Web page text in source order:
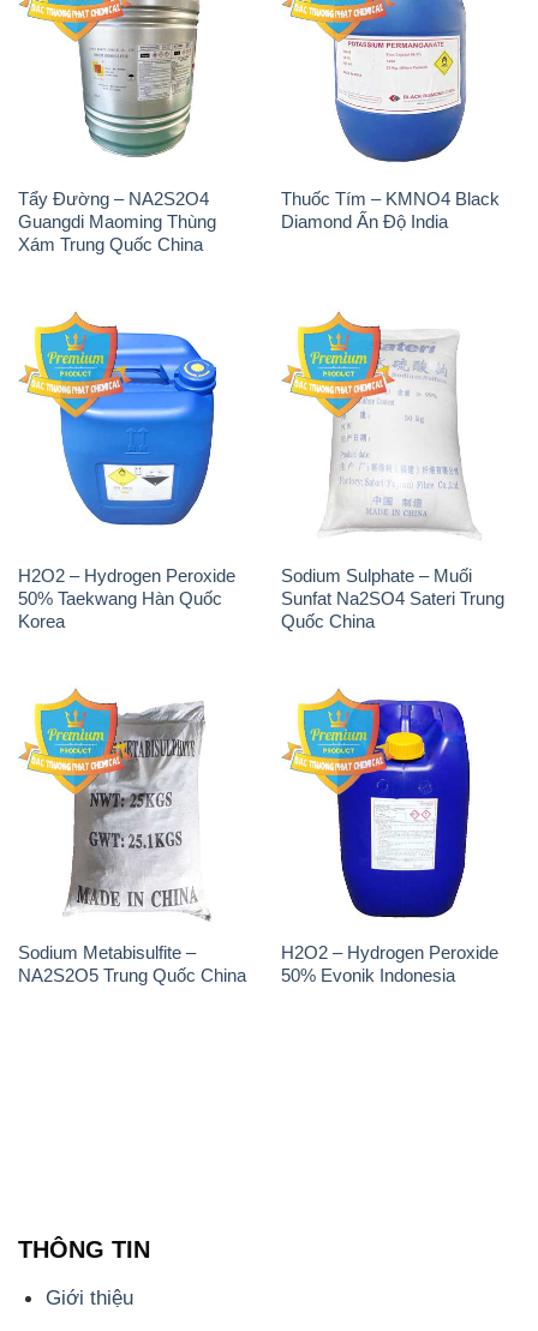
Tẩy Đường – NA2S2O4
Guangdi Maoming Thùng
Xám Trung Quốc China
Thuốc Tím – KMNO4 Black
Diamond Ấn Độ India
H2O2 – Hydrogen Peroxide
50% Taekwang Hàn Quốc
Korea
Sodium Sulphate – Muối
Sunfat Na2SO4 Sateri Trung
Quốc China
Sodium Metabisulfite –
NA2S2O5 Trung Quốc China
H2O2 – Hydrogen Peroxide
50% Evonik Indonesia
THÔNG TIN
Giới thiệu